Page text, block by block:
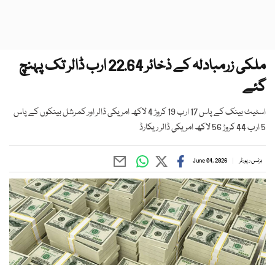
ملکی زرمبادلہ کے ذخائر 22.64 ارب ڈالر تک پہنچ
گئے
اسٹیٹ بینک کے پاس 17 ارب 19 کروڑ 4 لاکھ امریکی ڈالر اور کمرشل بینکوں کے پاس
5 ارب 44 کروڑ 56 لاکھ امریکی ڈالر ریکارڈ
بزنس رپورٹر June 04, 2026